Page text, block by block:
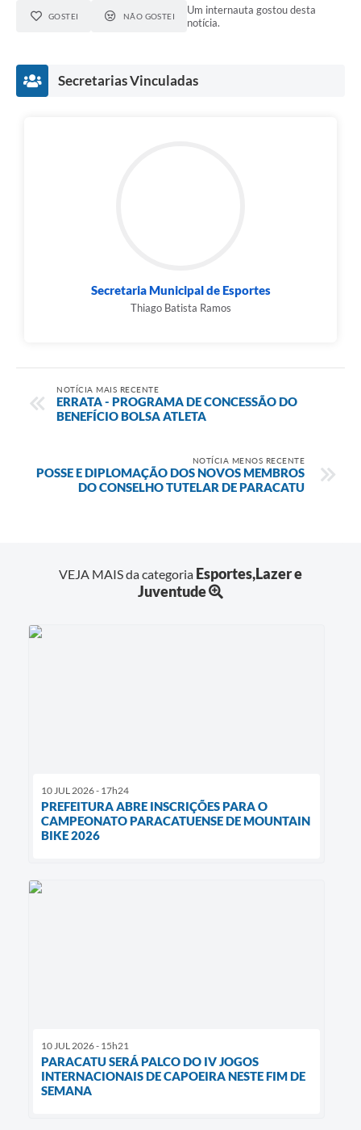
GOSTEI NÃO GOSTEI
Um internauta gostou desta
notícia.
Secretarias Vinculadas
Secretaria Municipal de Esportes
Thiago Batista Ramos
NOTÍCIA MAIS RECENTE
ERRATA - PROGRAMA DE CONCESSÃO DO
BENEFÍCIO BOLSA ATLETA
NOTÍCIA MENOS RECENTE
POSSE E DIPLOMAÇÃO DOS NOVOS MEMBROS
DO CONSELHO TUTELAR DE PARACATU
VEJA MAIS da categoria Esportes,Lazer e
Juventude
10 JUL 2026 - 17h24
PREFEITURA ABRE INSCRIÇÕES PARA O
CAMPEONATO PARACATUENSE DE MOUNTAIN
BIKE 2026
10 JUL 2026 - 15h21
PARACATU SERÁ PALCO DO IV JOGOS
INTERNACIONAIS DE CAPOEIRA NESTE FIM DE
SEMANA